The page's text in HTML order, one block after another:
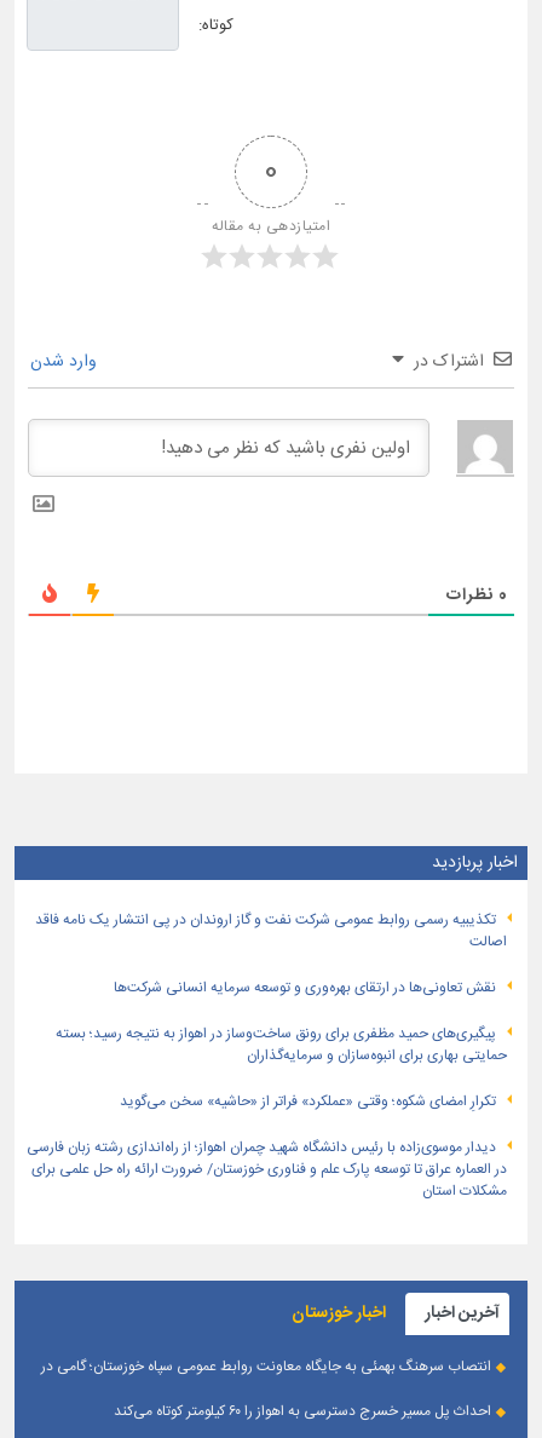
کوتاه:
0
امتیازدهی به مقاله
اشتراک در وارد شدن
0 نظرات
اخبار پربازدید
تكذیبیه رسمی روابط عمومی شركت نفت و گاز اروندان در پی انتشار یک نامه فاقد
اصالت
نقش تعاونی‌ها در ارتقای بهره‌وری و توسعه سرمایه انسانی شرکت‌ها
پیگیری‌های حمید مظفری برای رونق ساخت‌وساز در اهواز به نتیجه رسید؛ بسته
حمایتی بهاری برای انبوه‌سازان و سرمایه‌گذاران
تکرارِ امضای شکوه؛ وقتی «عملکرد» فراتر از «حاشیه» سخن می‌گوید
دیدار موسوی‌زاده با رئیس دانشگاه شهید چمران اهواز؛ از راه‌اندازی رشته زبان فارسی
در العماره عراق تا توسعه پارک علم و فناوری خوزستان/ ضرورت ارائه راه حل علمی برای
مشکلات استان
آخرین اخبار اخبار خوزستان
انتصاب سرهنگ بهمئی به جایگاه معاونت روابط عمومی سپاه خوزستان؛ گامی در
احداث پل مسیر خسرج دسترسی به اهواز را ۶۰ کیلومتر کوتاه می‌کند